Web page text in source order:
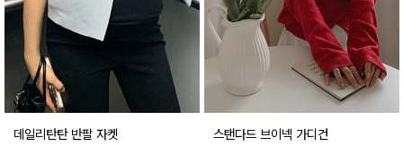
데일리탄탄 반팔 자켓 스탠다드 브이넥 가디건